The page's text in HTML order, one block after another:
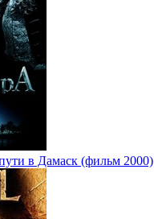
в Дамаск (фильм 2000)